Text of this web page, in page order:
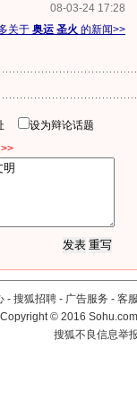
08-03-24 17:28
关于 奥运 圣火 的新闻>>
设为辩论话题
- 搜狐招聘 - 广告服务 - 客
Copyright©2016
搜狐不良信息举